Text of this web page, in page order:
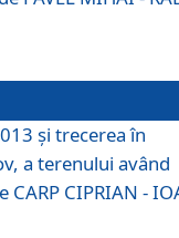
şi trecerea în
a terenului având
CIPRIAN -